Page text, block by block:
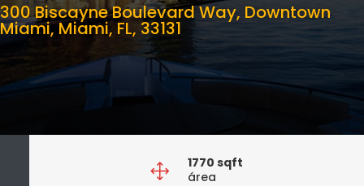
300 Biscayne Boulevard Way, Downtown
Miami, Miami, FL, 33131
1 1770 sqft
área